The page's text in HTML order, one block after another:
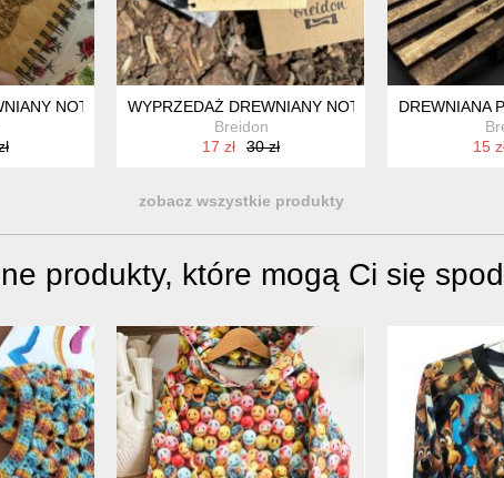
NOTATNIK "MIŚ" - BREIDON
WYPRZEDAŻ DREWNIANY NOTATNIK
Breidon
17 zł
30 zł
DREWNIANA
15
zobacz wszystkie produkty
produkty, które mogą Ci się